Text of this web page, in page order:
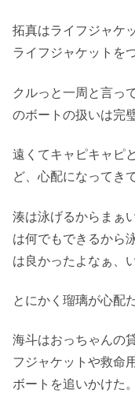
拓真はライフジャケ
ライフジャケットを
クルっと一周と言っ
のボートの扱いは完
遠くてキャピキャピ
ど、心配になってき
湊は泳げるからまぁ
は何でもできるから
は良かったよなぁ、
とにかく瑠璃が心配だ
海斗はおっちゃんの
フジャケットや救命
ボートを追いかけた。